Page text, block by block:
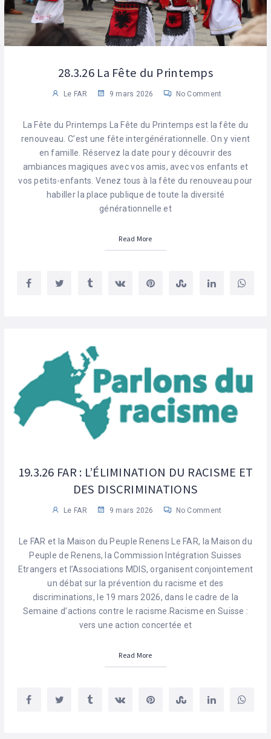
28.3.26 La Fête du Printemps
Le FAR 9 mars 2026 No Comment
La Fête du Printemps La Fête du Printemps est la fête du
renouveau. C’est une fête intergénérationnelle. On y vient
en famille. Réservez la date pour y découvrir des
ambiances magiques avec vos amis, avec vos enfants et
vos petits-enfants. Venez tous à la fête du renouveau pour
habiller la place publique de toute la diversité
générationnelle et
Read More
19.3.26 FAR : L’ÉLIMINATION DU RACISME ET
DES DISCRIMINATIONS
Le FAR 9 mars 2026 No Comment
Le FAR et la Maison du Peuple Renens Le FAR, la Maison du
Peuple de Renens, la Commission Intégration Suisses
Etrangers et l’Associations MDIS, organisent conjointement
un débat sur la prévention du racisme et des
discriminations, le 19 mars 2026, dans le cadre de la
Semaine d’actions contre le racisme.Racisme en Suisse :
vers une action concertée et
Read More